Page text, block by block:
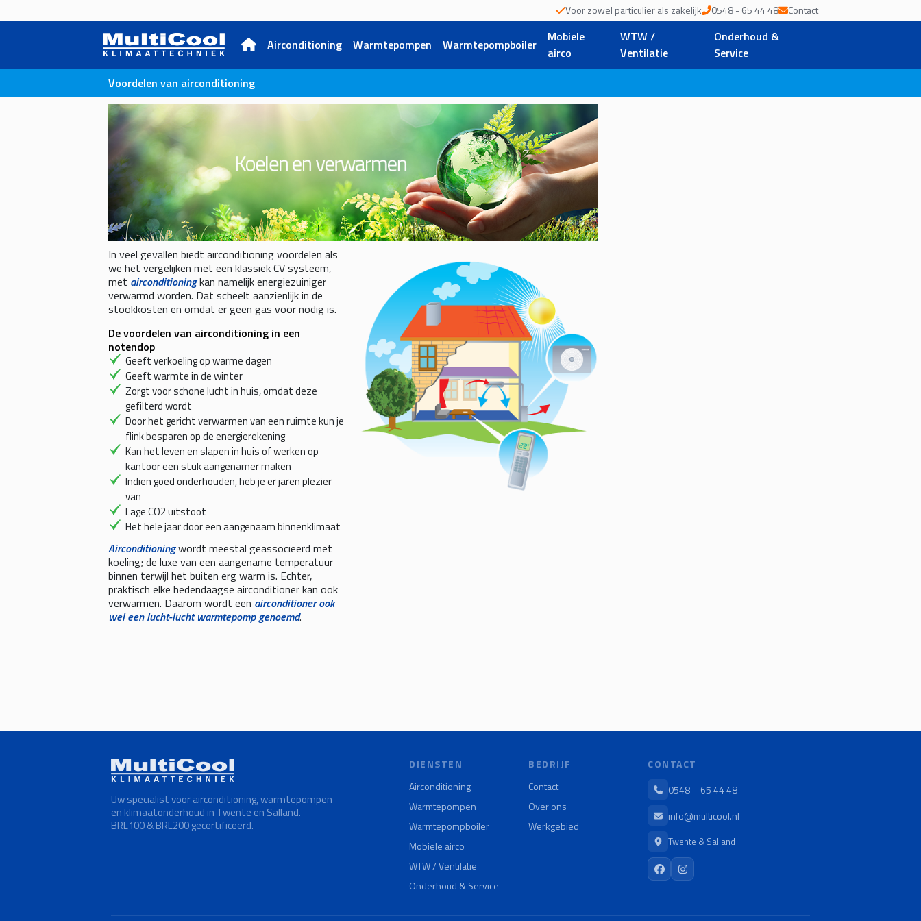
Voor zowel particulier als zakelijk 0548 - 65 44 48 Contact
Airconditioning Warmtepompen Warmtepompboiler
Mobiele
airco
WTW /
Ventilatie
Onderhoud &
Service
Voordelen van airconditioning
In veel gevallen biedt airconditioning voordelen als
we het vergelijken met een klassiek CV systeem,
met airconditioningkan namelijk energiezuiniger
verwarmd worden. Dat scheelt aanzienlijk in de
stookkosten en omdat er geen gas voor nodig is.
De voordelen van airconditioning in een
notendop
Geeft verkoeling op warme dagen
Geeft warmte in de winter
Zorgt voor schone lucht in huis, omdat deze
gefilterd wordt
Door het gericht verwarmen van een ruimte kun je
flink besparen op de energierekening
Kan het leven en slapen in huis of werken op
kantoor een stuk aangenamer maken
Indien goed onderhouden, heb je er jaren plezier
van
Lage CO2 uitstoot
Het hele jaar door een aangenaam binnenklimaat
Airconditioningwordt meestal geassocieerd met
koeling; de luxe van een aangename temperatuur
binnen terwijl het buiten erg warm is. Echter,
praktisch elke hedendaagse airconditioner kan ook
verwarmen. Daarom wordt een airconditioner ook
wel een lucht-lucht warmtepomp genoemd.
Uw specialist voor airconditioning, warmtepompen
en klimaatonderhoud in Twente en Salland.
BRL100 & BRL200 gecertificeerd.
DIENSTEN
Airconditioning
Warmtepompen
Warmtepompboiler
Mobiele airco
WTW / Ventilatie
Onderhoud & Service
BEDRIJF
Contact
Over ons
Werkgebied
CONTACT
0548 – 65 44 48
info@multicool.nl
Twente & Salland